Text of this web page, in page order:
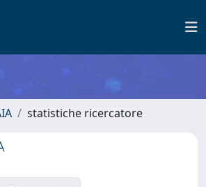
statistiche ricercatore